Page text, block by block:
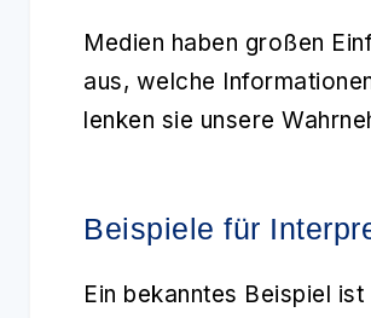
Medien haben großen
aus, welche
lenken sie unsere
Beispiele für
Ein bekanntes Beispiel